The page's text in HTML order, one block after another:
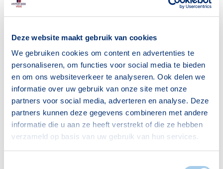
Deze website maakt gebruik van cookies
We gebruiken cookies om content en advertenties te
personaliseren, om functies voor social media te bieden
en om ons websiteverkeer te analyseren. Ook delen we
informatie over uw gebruik van onze site met onze
partners voor social media, adverteren en analyse. Deze
partners kunnen deze gegevens combineren met andere
informatie die u aan ze heeft verstrekt of die ze hebben
verzameld op basis van uw gebruik van hun services.
Huishoudens
Alleenwonend
977
Gezin zonder kinderen
193
Gezin met kinderen
103
Bron: CBS